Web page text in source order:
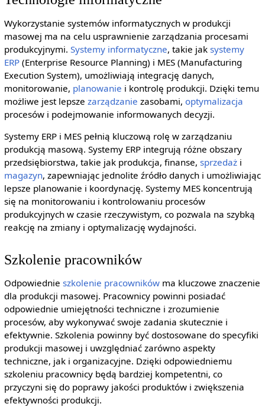
Wykorzystanie systemów informatycznych w produkcji
masowej ma na celu usprawnienie zarządzania procesami
produkcyjnymi. Systemy informatyczne, takie jak systemy
ERP(Enterprise Resource Planning) i MES (Manufacturing
Execution System), umożliwiają integrację danych,
monitorowanie, planowanie i kontrolę produkcji. Dzięki temu
możliwe jest lepsze zarządzanie zasobami, optymalizacja
procesów i podejmowanie informowanych decyzji.
Systemy ERP i MES pełnią kluczową rolę w zarządzaniu
produkcją masową. Systemy ERP integrują różne obszary
przedsiębiorstwa, takie jak produkcja, finanse, sprzedażi
magazyn, zapewniając jednolite źródło danych i umożliwiając
lepsze planowanie i koordynację. Systemy MES koncentrują
się na monitorowaniu i kontrolowaniu procesów
produkcyjnych w czasie rzeczywistym, co pozwala na szybką
reakcję na zmiany i optymalizację wydajności.
Szkolenie pracowników
Odpowiednie szkolenie pracownikówma kluczowe znaczenie
dla produkcji masowej. Pracownicy powinni posiadać
odpowiednie umiejętności techniczne i zrozumienie
procesów, aby wykonywać swoje zadania skutecznie i
efektywnie. Szkolenia powinny być dostosowane do specyfiki
produkcji masowej i uwzględniać zarówno aspekty
techniczne, jak i organizacyjne. Dzięki odpowiedniemu
szkoleniu pracownicy będą bardziej kompetentni, co
przyczyni się do poprawy jakości produktów i zwiększenia
efektywności produkcji.